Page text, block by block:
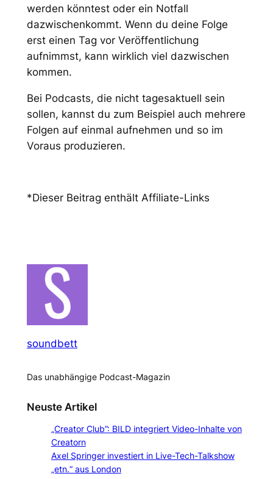
werden könntest oder ein Notfall
dazwischenkommt. Wenn du deine Folge
erst einen Tag vor Veröffentlichung
aufnimmst, kann wirklich viel dazwischen
kommen.
Bei Podcasts, die nicht tagesaktuell sein
sollen, kannst du zum Beispiel auch mehrere
Folgen auf einmal aufnehmen und so im
Voraus produzieren.
*Dieser Beitrag enthält Affiliate-Links
soundbett
Das unabhängige Podcast-Magazin
Neuste Artikel
„Creator Club”: BILD integriert Video-Inhalte von
Creatorn
Axel Springer investiert in Live-Tech-Talkshow
„etn.“ aus London